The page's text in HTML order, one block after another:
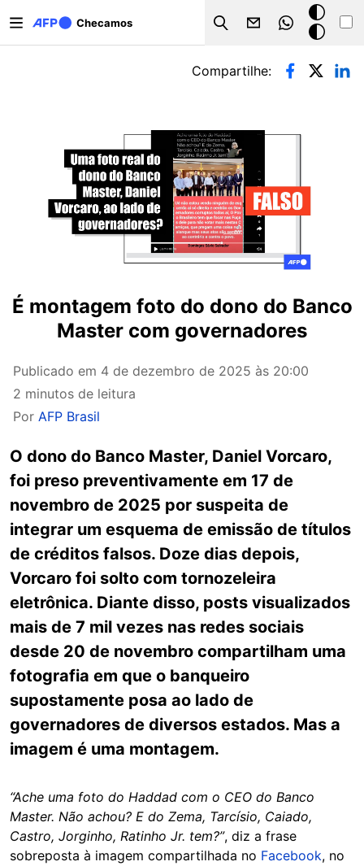
Checamos
Search
Modo
escuro
Abas primárias
Compartilhe:
É montagem foto do dono do Banco
Master com governadores
Publicado em 4 de dezembro de 2025 às 20:00
2 minutos de leitura
Por AFP Brasil
O dono do Banco Master, Daniel Vorcaro,
foi preso preventivamente em 17 de
novembro de 2025 por suspeita de
integrar um esquema de emissão de títulos
de créditos falsos. Doze dias depois,
Vorcaro foi solto com tornozeleira
eletrônica. Diante disso, posts visualizados
mais de 7 mil vezes nas redes sociais
desde 20 de novembro compartilham uma
fotografia em que o banqueiro
supostamente posa ao lado de
governadores de diversos estados. Mas a
imagem é uma montagem.
“Ache uma foto do Haddad com o CEO do Banco
Master. Não achou? E do Zema, Tarcísio, Caiado,
Castro, Jorginho, Ratinho Jr. tem?”, diz a frase
sobreposta à imagem compartilhada no Facebook, no